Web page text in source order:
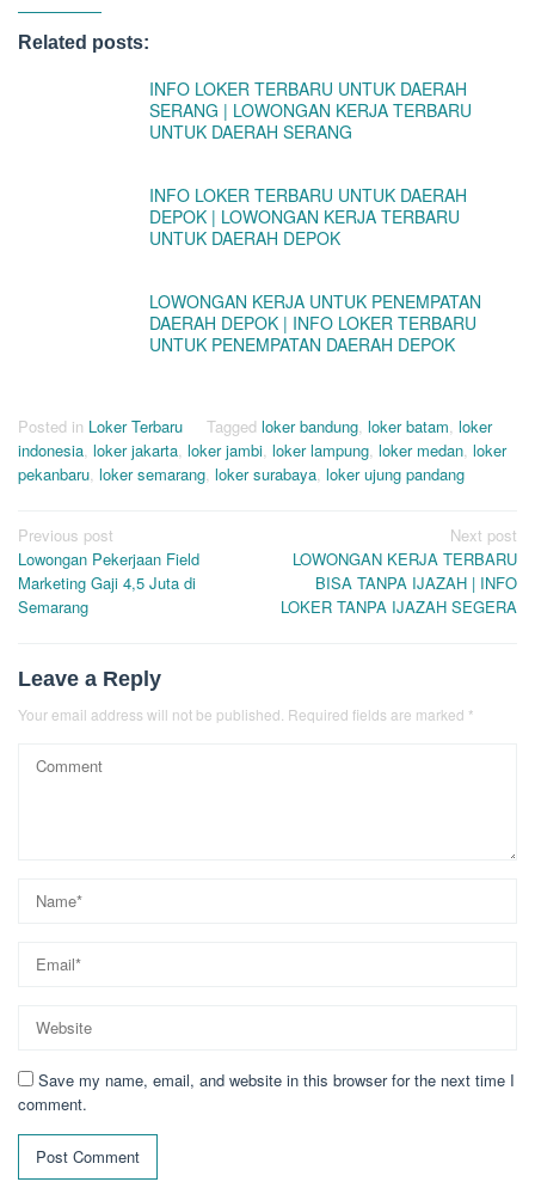
Related posts:
INFO LOKER TERBARU UNTUK DAERAH
SERANG | LOWONGAN KERJA TERBARU
UNTUK DAERAH SERANG
INFO LOKER TERBARU UNTUK DAERAH
DEPOK | LOWONGAN KERJA TERBARU
UNTUK DAERAH DEPOK
LOWONGAN KERJA UNTUK PENEMPATAN
DAERAH DEPOK | INFO LOKER TERBARU
UNTUK PENEMPATAN DAERAH DEPOK
Posted in Loker Terbaru Tagged loker bandung, loker batam, loker
indonesia, loker jakarta, loker jambi, loker lampung, loker medan, loker
pekanbaru, loker semarang, loker surabaya, loker ujung pandang
Post
navigation
Previous post
Lowongan Pekerjaan Field
Marketing Gaji 4,5 Juta di
Semarang
Next post
LOWONGAN KERJA TERBARU
BISA TANPA IJAZAH | INFO
LOKER TANPA IJAZAH SEGERA
Leave a Reply
Your email address will not be published. Required fields are marked *
Save my name, email, and website in this browser for the next time I
comment.